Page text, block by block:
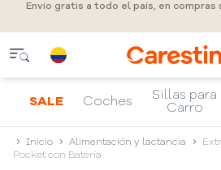
Envío gratis a todo el país, en
SALE Coches
Sillas para
Carro
Inicio Alimentación y lactancia
Pocket con Batería